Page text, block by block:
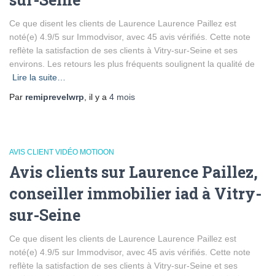
Ce que disent les clients de Laurence Laurence Paillez est
noté(e) 4.9/5 sur Immodvisor, avec 45 avis vérifiés. Cette note
reflète la satisfaction de ses clients à Vitry-sur-Seine et ses
environs. Les retours les plus fréquents soulignent la qualité de
Lire la suite…
Par remiprevelwrp , il y a 4 mois
AVIS CLIENT VIDÉO MOTIOON
Avis clients sur Laurence Paillez,
conseiller immobilier iad à Vitry-
sur-Seine
Ce que disent les clients de Laurence Laurence Paillez est
noté(e) 4.9/5 sur Immodvisor, avec 45 avis vérifiés. Cette note
reflète la satisfaction de ses clients à Vitry-sur-Seine et ses